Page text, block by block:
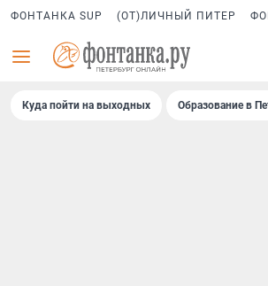
ФОНТАНКА SUP (ОТ)ЛИЧНЫЙ ПИТЕР
Куда пойти на выходных Образование в